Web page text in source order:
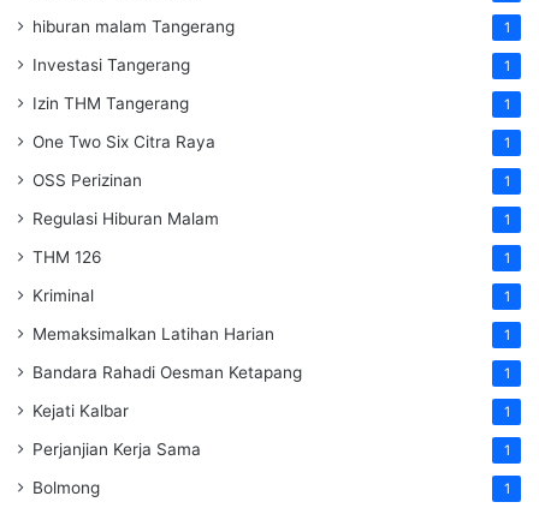
hiburan malam Tangerang 1
Investasi Tangerang 1
Izin THM Tangerang 1
One Two Six Citra Raya 1
OSS Perizinan 1
Regulasi Hiburan Malam 1
THM 126 1
Kriminal 1
Memaksimalkan Latihan Harian 1
Bandara Rahadi Oesman Ketapang 1
Kejati Kalbar 1
Perjanjian Kerja Sama 1
Bolmong 1